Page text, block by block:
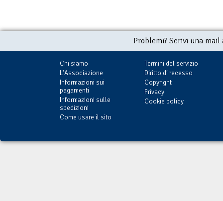
Problemi? Scrivi una
Chi siamo
L'Associazione
Informazioni sui
pagamenti
Informazioni sulle
spedizioni
Come usare il sito
Termini del servizio
Diritto di recesso
Copyright
Privacy
Cookie policy